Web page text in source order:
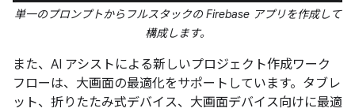
単一のプロンプトからフルスタックの Firebase アプリを作成して
構成します。
また、AI アシストによる新しいプロジェクト作成ワーク
フローは、大画面の最適化をサポートしています。タブレ
ット、折りたたみ式デバイス、大画面デバイス向けに最適